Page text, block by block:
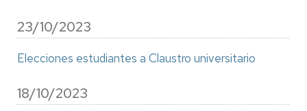
23/10/2023
Elecciones estudiantes a Claustro universitario
18/10/2023